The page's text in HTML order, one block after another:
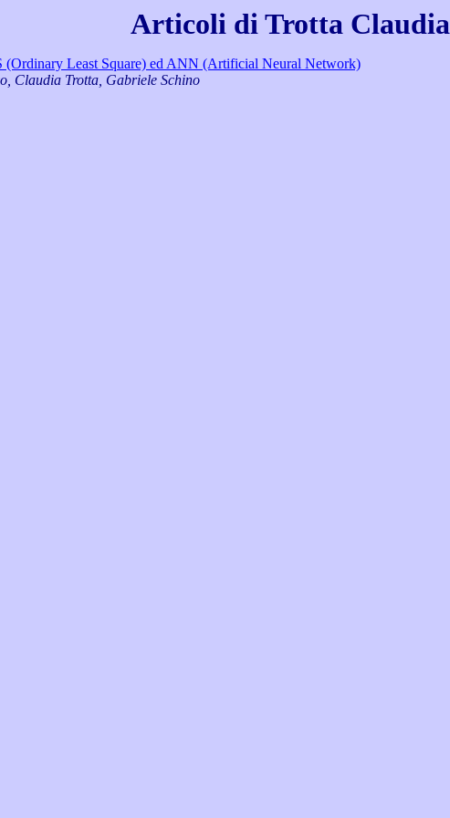
Articoli di Trotta Claudia
(Ordinary Least Square) ed ANN (Artificial Neural Network)
Claudia Trotta, Gabriele Schino